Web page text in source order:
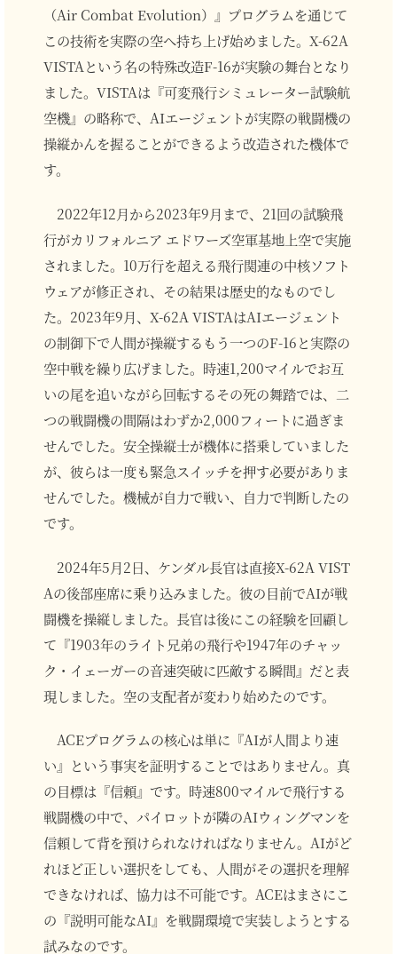
（Air Combat Evolution）』プログラムを通じて
この技術を実際の空へ持ち上げ始めました。X-62A
VISTAという名の特殊改造F-16が実験の舞台となり
ました。VISTAは『可変飛行シミュレーター試験航
空機』の略称で、AIエージェントが実際の戦闘機の
操縦かんを握ることができるよう改造された機体で
す。
2022年12月から2023年9月まで、21回の試験飛
行がカリフォルニア エドワーズ空軍基地上空で実施
されました。10万行を超える飛行関連の中核ソフト
ウェアが修正され、その結果は歴史的なものでし
た。2023年9月、X-62A VISTAはAIエージェント
の制御下で人間が操縦するもう一つのF-16と実際の
空中戦を繰り広げました。時速1,200マイルでお互
いの尾を追いながら回転するその死の舞踏では、二
つの戦闘機の間隔はわずか2,000フィートに過ぎま
せんでした。安全操縦士が機体に搭乗していました
が、彼らは一度も緊急スイッチを押す必要がありま
せんでした。機械が自力で戦い、自力で判断したの
です。
2024年5月2日、ケンダル長官は直接X-62A VIST
Aの後部座席に乗り込みました。彼の目前でAIが戦
闘機を操縦しました。長官は後にこの経験を回顧し
て『1903年のライト兄弟の飛行や1947年のチャッ
ク・イェーガーの音速突破に匹敵する瞬間』だと表
現しました。空の支配者が変わり始めたのです。
ACEプログラムの核心は単に『AIが人間より速
い』という事実を証明することではありません。真
の目標は『信頼』です。時速800マイルで飛行する
戦闘機の中で、パイロットが隣のAIウィングマンを
信頼して背を預けられなければなりません。AIがど
れほど正しい選択をしても、人間がその選択を理解
できなければ、協力は不可能です。ACEはまさにこ
の『説明可能なAI』を戦闘環境で実装しようとする
試みなのです。